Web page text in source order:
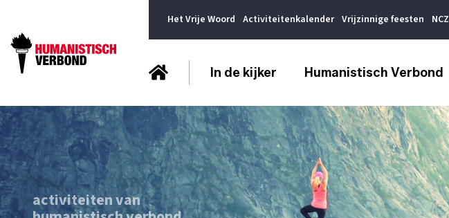
Het Vrije Woord Activiteitenkalender Vrijzinnige feesten NCZ
In de kijker Humanistisch Verbond
activiteiten van